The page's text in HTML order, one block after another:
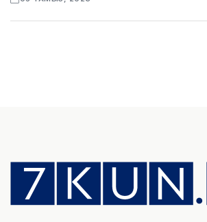
БИЛІК
«Бәйтерек» холдингінің
кредиттік портфелі 14,3 трлн